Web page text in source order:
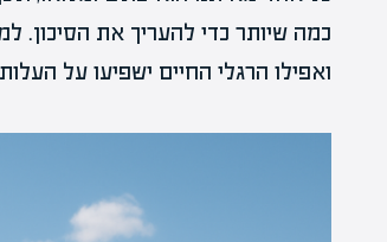
כמה שיותר כדי להעריך את הסיכון.
ואפילו הרגלי החיים ישפיעו על